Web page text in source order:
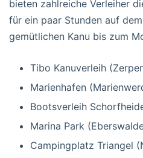
bieten zahlreiche Verleiher
für ein paar Stunden auf
gemütlichen Kanu bis zum
Tibo Kanuverleih
Marienhafen
Bootsverleih
Marina Park
Campingplatz Triangel